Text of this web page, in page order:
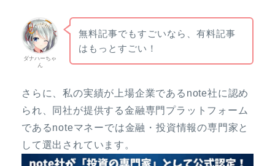
ダナハーちゃ
ん
無料記事でもすごいなら、有料記事
はもっとすごい！
さらに、私の実績が上場企業であるnote社に認め
られ、同社が提供する金融専門プラットフォーム
であるnoteマネーでは金融・投資情報の専門家と
して選出されています。